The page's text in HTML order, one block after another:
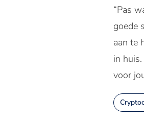
“Pas
goede
aan te
in
voor